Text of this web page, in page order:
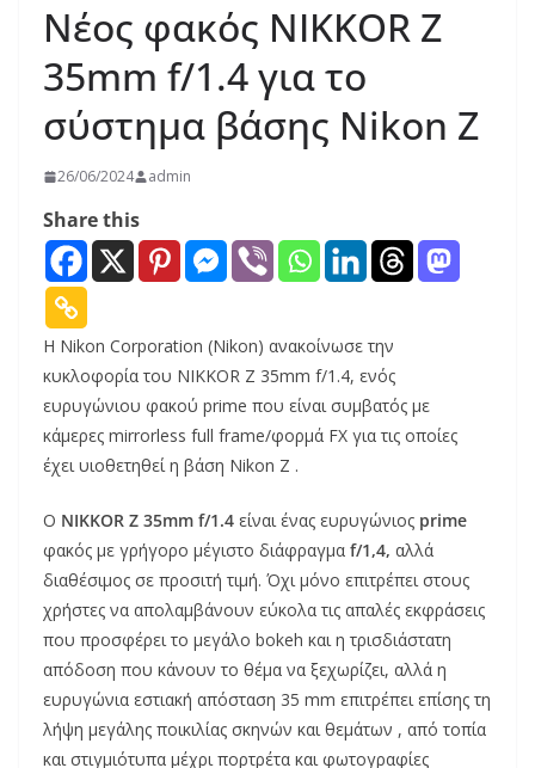
Νέος φακός NIKKOR Z
35mm f/1.4 για το
σύστημα βάσης Nikon Z
26/06/2024 admin
Share this
Η Nikon Corporation (Nikon) ανακοίνωσε την
κυκλοφορία του NIKKOR Z 35mm f/1.4, ενός
ευρυγώνιου φακού prime που είναι συμβατός με
κάμερες mirrorless full frame/φορμά FX για τις οποίες
έχει υιοθετηθεί η βάση Nikon Z .
Ο NIKKOR Z 35mm f/1.4 είναι ένας ευρυγώνιος prime
φακός με γρήγορο μέγιστο διάφραγμα f/1,4, αλλά
διαθέσιμος σε προσιτή τιμή. Όχι μόνο επιτρέπει στους
χρήστες να απολαμβάνουν εύκολα τις απαλές εκφράσεις
που προσφέρει το μεγάλο bokeh και η τρισδιάστατη
απόδοση που κάνουν το θέμα να ξεχωρίζει, αλλά η
ευρυγώνια εστιακή απόσταση 35 mm επιτρέπει επίσης τη
λήψη μεγάλης ποικιλίας σκηνών και θεμάτων , από τοπία
και στιγμιότυπα μέχρι πορτρέτα και φωτογραφίες